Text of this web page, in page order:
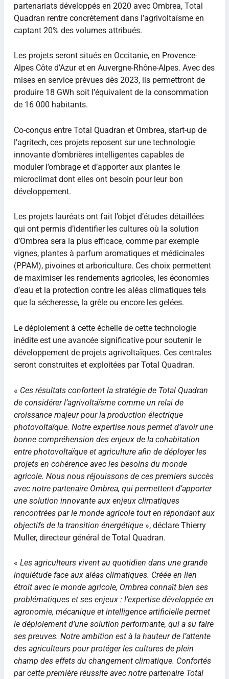
partenariats développés en 2020 avec Ombrea, Total
Quadran rentre concrètement dans l’agrivoltaïsme en
captant 20% des volumes attribués.
Les projets seront situés en Occitanie, en Provence-
Alpes Côte d’Azur et en Auvergne-Rhône-Alpes. Avec des
mises en service prévues dès 2023, ils permettront de
produire 18 GWh soit l’équivalent de la consommation
de 16 000 habitants.
Co-conçus entre Total Quadran et Ombrea, start-up de
l’agritech, ces projets reposent sur une technologie
innovante d’ombrières intelligentes capables de
moduler l’ombrage et d’apporter aux plantes le
microclimat dont elles ont besoin pour leur bon
développement.
Les projets lauréats ont fait l’objet d’études détaillées
qui ont permis d’identifier les cultures où la solution
d’Ombrea sera la plus efficace, comme par exemple
vignes, plantes à parfum aromatiques et médicinales
(PPAM), pivoines et arboriculture. Ces choix permettent
de maximiser les rendements agricoles, les économies
d’eau et la protection contre les aléas climatiques tels
que la sécheresse, la grêle ou encore les gelées.
Le déploiement à cette échelle de cette technologie
inédite est une avancée significative pour soutenir le
développement de projets agrivoltaïques. Ces centrales
seront construites et exploitées par Total Quadran.
« Ces résultats confortent la stratégie de Total Quadran
de considérer l’agrivoltaïsme comme un relai de
croissance majeur pour la production électrique
photovoltaïque. Notre expertise nous permet d’avoir une
bonne compréhension des enjeux de la cohabitation
entre photovoltaïque et agriculture afin de déployer les
projets en cohérence avec les besoins du monde
agricole. Nous nous réjouissons de ces premiers succès
avec notre partenaire Ombrea, qui permettent d’apporter
une solution innovante aux enjeux climatiques
rencontrées par le monde agricole tout en répondant aux
objectifs de la transition énergétique», déclare Thierry
Muller, directeur général de Total Quadran.
« Les agriculteurs vivent au quotidien dans une grande
inquiétude face aux aléas climatiques. Créée en lien
étroit avec le monde agricole, Ombrea connaît bien ses
problématiques et ses enjeux : l’expertise développée en
agronomie, mécanique et intelligence artificielle permet
le déploiement d’une solution performante, qui a su faire
ses preuves. Notre ambition est à la hauteur de l’attente
des agriculteurs pour protéger les cultures de plein
champ des effets du changement climatique. Confortés
par cette première réussite avec notre partenaire Total